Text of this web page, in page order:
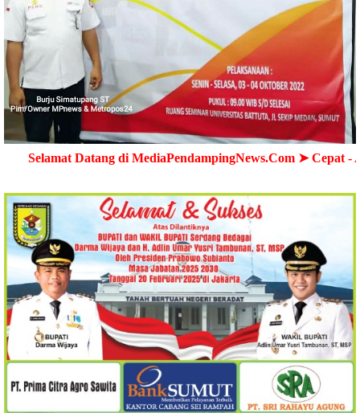
di MediaPendampingNews.Com ➤ Cepat - Akurat -